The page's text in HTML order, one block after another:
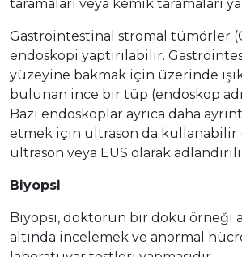
taramaları veya kemik taramaları
Gastrointestinal stromal tümörler
endoskopi yaptırılabilir.
yüzeyine bakmak için üzerinde
bulunan ince bir tüp (endoskop
Bazı endoskoplar ayrıca daha
etmek için ultrason da kullanabilir
ultrason veya EUS olarak
Biyopsi
Biyopsi, doktorun bir doku örneği
altında incelemek ve anormal